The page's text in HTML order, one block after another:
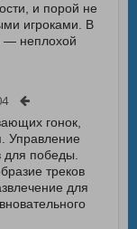
и порой не
игроками. В
— неплохой
гонок,
Управление
для победы.
треков
для